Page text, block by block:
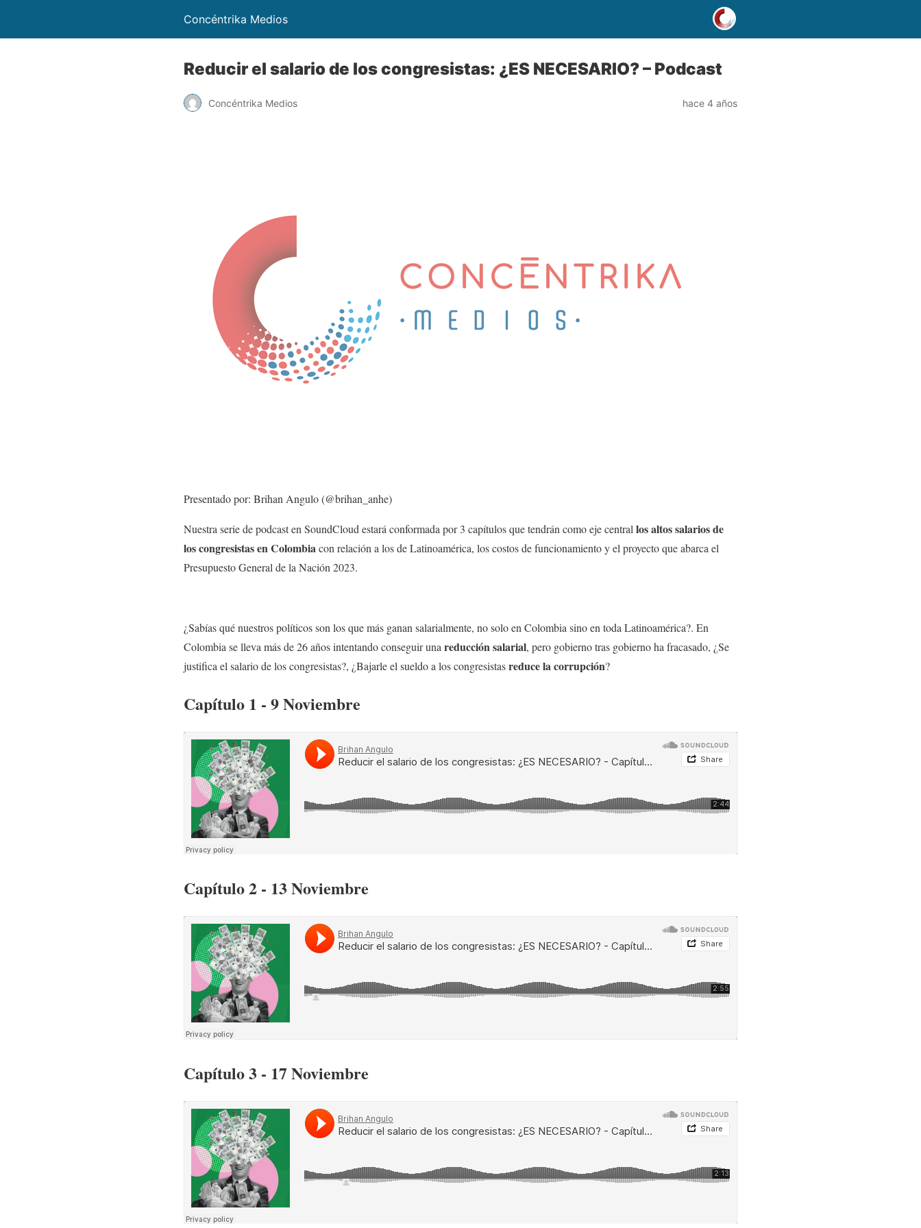
Concéntrika Medios
Reducir el salario de los congresistas: ¿ES NECESARIO? – Podcast
Concéntrika Medios hace 4 años
Presentado por: Brihan Angulo (@brihan_anhe)
Nuestra serie de podcast en SoundCloud estará conformada por 3 capítulos que tendrán como eje central los altos salarios de
los congresistas en Colombiacon relación a los de Latinoamérica, los costos de funcionamiento y el proyecto que abarca el
Presupuesto General de la Nación 2023.
¿Sabías qué nuestros políticos son los que más ganan salarialmente, no solo en Colombia sino en toda Latinoamérica?. En
Colombia se lleva más de 26 años intentando conseguir una reducción salarial, pero gobierno tras gobierno ha fracasado, ¿Se
justifica el salario de los congresistas?, ¿Bajarle el sueldo a los congresistasreduce la corrupción?
Capítulo 1 - 9 Noviembre
Capítulo 2 - 13 Noviembre
Capítulo 3 - 17 Noviembre